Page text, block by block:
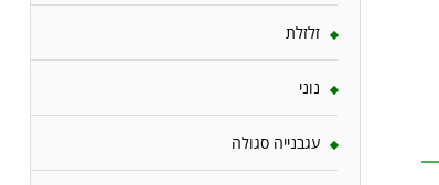
זלזלת
נוני
עגבנייה סגולה